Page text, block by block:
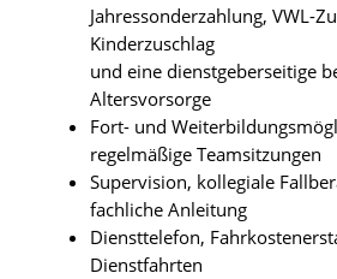
Jahressonderzahlung, VWL-
Kinderzuschlag
und eine dienstgeberseitige
Altersvorsorge
Fort- und
regelmäßige Teamsitzungen
Supervision, kollegiale
fachliche Anleitung
Diensttelefon,
Dienstfahrten